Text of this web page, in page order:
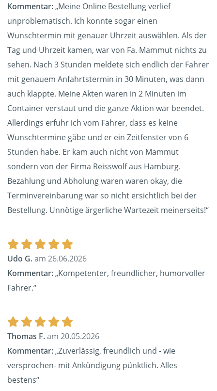
Kommentar:„Meine Online Bestellung verlief
unproblematisch. Ich konnte sogar einen
Wunschtermin mit genauer Uhrzeit auswählen. Als der
Tag und Uhrzeit kamen, war von Fa. Mammut nichts zu
sehen. Nach 3 Stunden meldete sich endlich der Fahrer
mit genauem Anfahrtstermin in 30 Minuten, was dann
auch klappte. Meine Akten waren in 2 Minuten im
Container verstaut und die ganze Aktion war beendet.
Allerdings erfuhr ich vom Fahrer, dass es keine
Wunschtermine gäbe und er ein Zeitfenster von 6
Stunden habe. Er kam auch nicht von Mammut
sondern von der Firma Reisswolf aus Hamburg.
Bezahlung und Abholung waren waren okay, die
Terminvereinbarung war so nicht ersichtlich bei der
Bestellung. Unnötige ärgerliche Wartezeit meinerseits!“
Udo G.am 26.06.2026
Kommentar:„Kompetenter, freundlicher, humorvoller
Fahrer.“
Thomas F.am 20.05.2026
Kommentar:„Zuverlässig, freundlich und - wie
versprochen- mit Ankündigung pünktlich. Alles
bestens“